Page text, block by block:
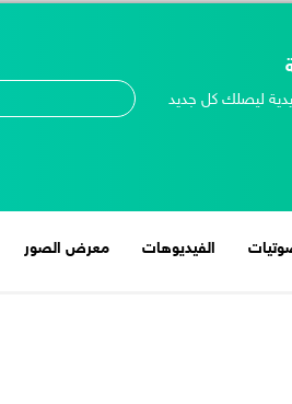
ليصلك كل جديد
الفيديوهات معرض الصور